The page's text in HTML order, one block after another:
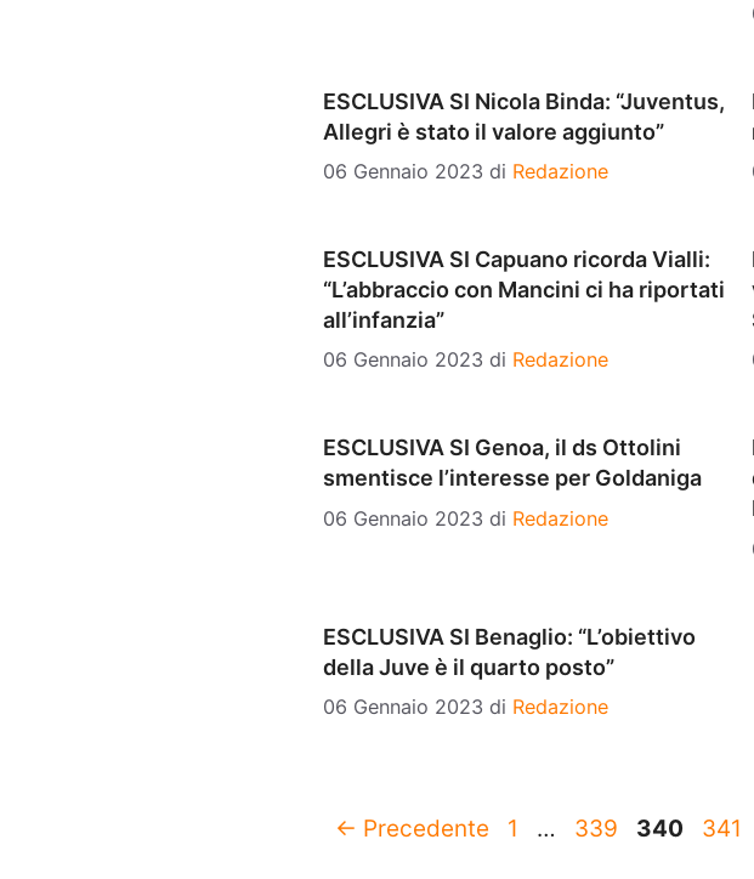
ESCLUSIVA SI Nicola Binda: “Juventus,
Allegri è stato il valore aggiunto”
06 Gennaio 2023 di Redazione
ESCLUSIVA SI Capuano ricorda Vialli:
“L’abbraccio con Mancini ci ha riportati
all’infanzia”
06 Gennaio 2023 di Redazione
ESCLUSIVA SI Genoa, il ds Ottolini
smentisce l’interesse per Goldaniga
06 Gennaio 2023 di Redazione
ESCLUSIVA SI Benaglio: “L’obiettivo
della Juve è il quarto posto”
06 Gennaio 2023 di Redazione
← Precedente Pagina
1 … Pagina
339 Pagina
340 341